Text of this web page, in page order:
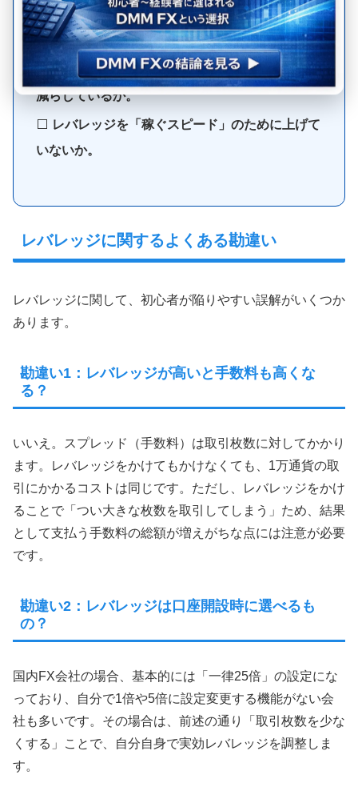
⬜️「あと少しでロスカット」という維持率で放置
していないか。
⬜️大きなイベント（雇用統計など）の前に枚数を
減らしているか。
⬜️ レバレッジを「稼ぐスピード」のために上げて
いないか。
レバレッジに関するよくある勘違い
レバレッジに関して、初心者が陥りやすい誤解がいくつか
あります。
勘違い1：レバレッジが高いと手数料も高くな
る？
いいえ。スプレッド（手数料）は取引枚数に対してかかり
ます。レバレッジをかけてもかけなくても、1万通貨の取
引にかかるコストは同じです。ただし、レバレッジをかけ
ることで「つい大きな枚数を取引してしまう」ため、結果
として支払う手数料の総額が増えがちな点には注意が必要
です。
勘違い2：レバレッジは口座開設時に選べるも
の？
国内FX会社の場合、基本的には「一律25倍」の設定にな
っており、自分で1倍や5倍に設定変更する機能がない会
社も多いです。その場合は、前述の通り「取引枚数を少な
くする」ことで、自分自身で実効レバレッジを調整しま
す。